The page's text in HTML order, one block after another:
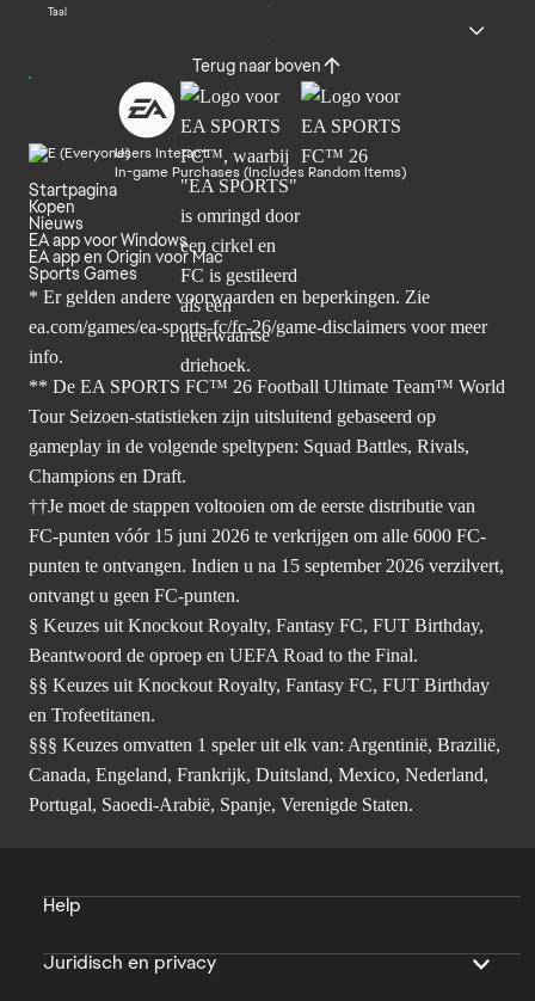
Taal
Terug naar boven
Users Interact
In-game Purchases (Includes Random Items)
Startpagina
Kopen
Nieuws
EA app voor Windows
EA app en Origin voor Mac
Sports Games
* Er gelden andere voorwaarden en beperkingen. Zie
ea.com/games/ea-sports-fc/fc-26/game-disclaimers voor meer
info.
** De EA SPORTS FC™ 26 Football Ultimate Team™ World
Tour Seizoen-statistieken zijn uitsluitend gebaseerd op
gameplay in de volgende speltypen: Squad Battles, Rivals,
Champions en Draft.
††Je moet de stappen voltooien om de eerste distributie van
FC-punten vóór 15 juni 2026 te verkrijgen om alle 6000 FC-
punten te ontvangen. Indien u na 15 september 2026 verzilvert,
ontvangt u geen FC-punten.
§ Keuzes uit Knockout Royalty, Fantasy FC, FUT Birthday,
Beantwoord de oproep en UEFA Road to the Final.
§§ Keuzes uit Knockout Royalty, Fantasy FC, FUT Birthday
en Trofeetitanen.
§§§ Keuzes omvatten 1 speler uit elk van: Argentinië, Brazilië,
Canada, Engeland, Frankrijk, Duitsland, Mexico, Nederland,
Portugal, Saoedi-Arabië, Spanje, Verenigde Staten.
Help
Juridisch en privacy